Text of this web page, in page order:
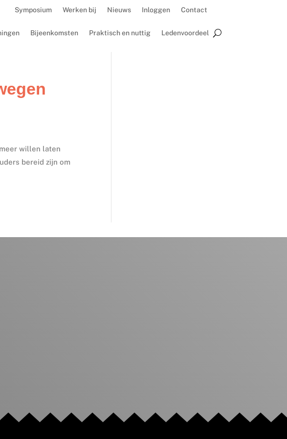
Symposium Werken bij Nieuws Inloggen Contact
Bijeenkomsten Praktisch en nuttig Ledenvoordeel
willen laten
bereid zijn om